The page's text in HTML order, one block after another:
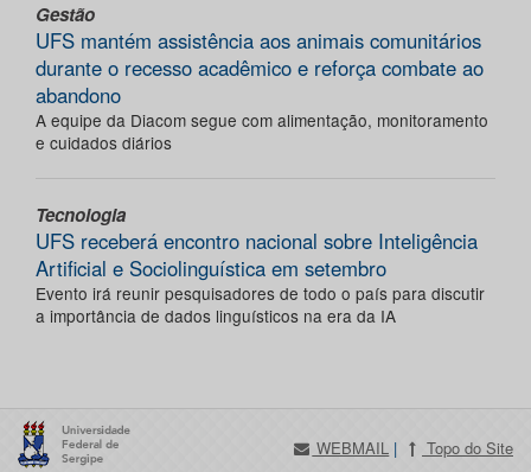
Gestão
UFS mantém assistência aos animais comunitários
durante o recesso acadêmico e reforça combate ao
abandono
A equipe da Diacom segue com alimentação, monitoramento
e cuidados diários
Tecnologia
UFS receberá encontro nacional sobre Inteligência
Artificial e Sociolinguística em setembro
Evento irá reunir pesquisadores de todo o país para discutir
a importância de dados linguísticos na era da IA
WEBMAIL | Topo do Site